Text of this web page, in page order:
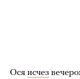
Ося исчез